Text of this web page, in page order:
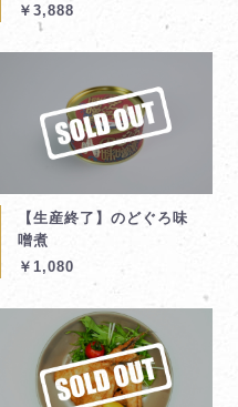
￥3,888
【生産終了】のどぐろ味
噌煮
￥1,080